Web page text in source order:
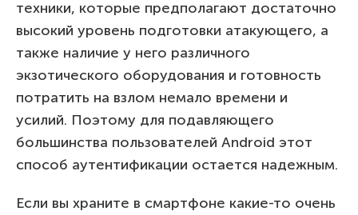
техники, которые предполагают достаточно
высокий уровень подготовки атакующего, а
также наличие у него различного
экзотического оборудования и готовность
потратить на взлом немало времени и
усилий. Поэтому для подавляющего
большинства пользователей Android этот
способ аутентификации остается надежным.
Если вы храните в смартфоне какие-то очень